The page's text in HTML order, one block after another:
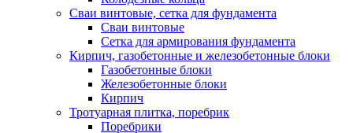
Сваи винтовые, сетка для фундамента
Сваи винтовые
Сетка для армирования фундамента
Кирпич, газобетонные и железобетонные блоки
Газобетонные блоки
Железобетонные блоки
Кирпич
Тротуарная плитка, поребрик
Поребрики